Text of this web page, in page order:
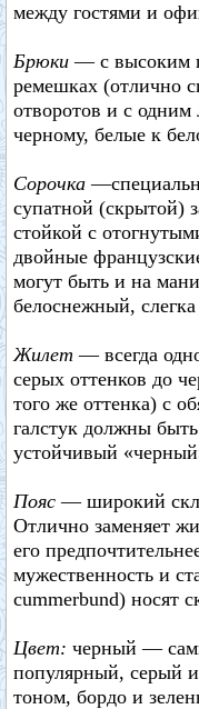
между гостями и
Брюки— с высоким
ремешках (отлично
отворотов и с
черному, белые к
Сорочка
супатной (скрытой)
стойкой с
двойные
могут быть и на
белоснежный,
Жилет — всегда
серых оттенков до
того же оттенка) с
галстук должны
устойчивый
Пояс— широкий
Отлично заменяет
его
мужественность и
cummerbund) носят
Цвет: черный —
популярный, серый
тоном, бордо и